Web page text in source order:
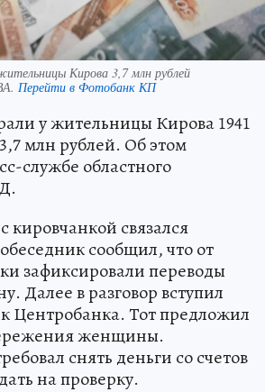
Кирова 3,7 млн рублей
Перейти в Фотобанк КП
у жительницы Кирова 1941
млн рублей. Об этом
службе областного
кировчанкой связался
сообщил, что от
зафиксировали переводы
Далее в разговор вступил
Центробанка. Тот предложил
женщины.
снять деньги со счетов
на проверку.